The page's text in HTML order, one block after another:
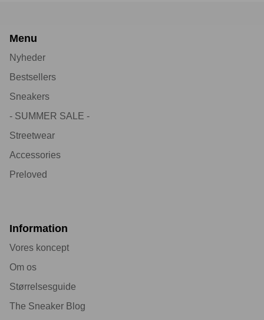
Menu
Nyheder
Bestsellers
Sneakers
- SUMMER SALE -
Streetwear
Accessories
Preloved
Information
Vores koncept
Om os
Størrelsesguide
The Sneaker Blog